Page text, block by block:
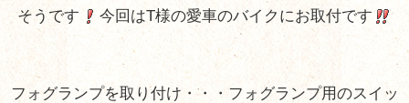
そうです 今回はT様の愛車のバイクにお取付です
フォグランプを取り付け・・・フォグランプ用のスイッ